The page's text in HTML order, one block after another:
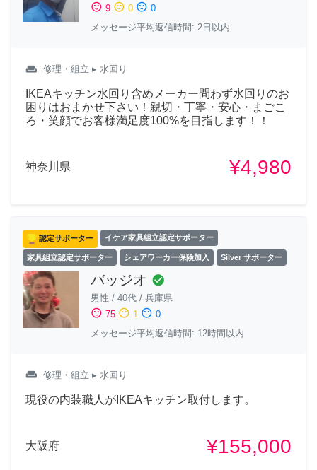
sentiment_satisfied 9 sentiment_neutral 0 sentiment_dissatisfied 0
メッセージ平均返信時間: 2日以内
weekend 修理・組立 ▸ 水回り
IKEAキッチン水回り含めメーカー問わず水回りのお
困りはおまかせ下さい！親切・丁寧・安心・まごこ
ろ・笑顔でお客様満足度100%を目指します！！
神奈川県 ¥4,980
認定サポーター イケア家具組立認定サポーター
家具組立認定サポーター シェアワーカー保険加入 Silver サポーター
バッジオ check_circle
男性 / 40代 / 兵庫県
sentiment_satisfied 75 sentiment_neutral 1 sentiment_dissatisfied 0
メッセージ平均返信時間: 12時間以内
weekend 修理・組立 ▸ 水回り
現役の内装職人がIKEAキッチン取付します。
大阪府 ¥155,000